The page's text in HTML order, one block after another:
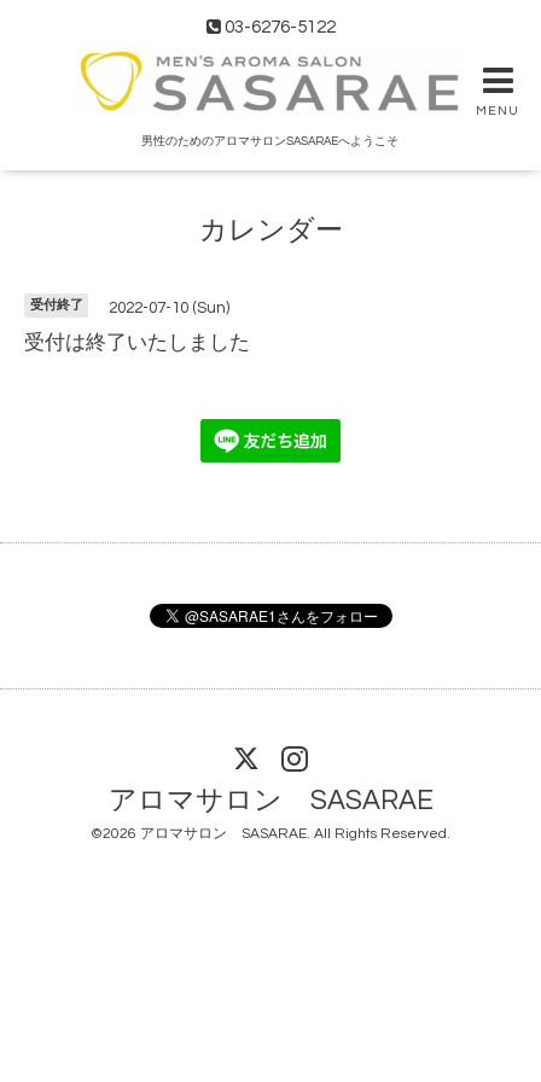
03-6276-5122
MENU
男性のためのアロマサロンSASARAEへようこそ
カレンダー
受付終了 2022-07-10 (Sun)
受付は終了いたしました
アロマサロン SASARAE
©2026 アロマサロン SASARAE. All Rights Reserved.